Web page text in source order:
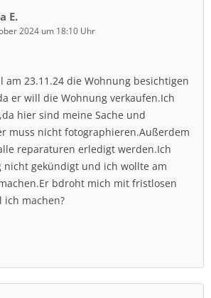
E.
2024 um 18:10 Uhr
am 23.11.24 die Wohnung besichtigen
er will die Wohnung verkaufen.Ich
hier sind meine Sache und
muss nicht fotographieren.Außerdem
reparaturen erledigt werden.Ich
nicht gekündigt und ich wollte am
bdroht mich mit fristlosen
ich machen?